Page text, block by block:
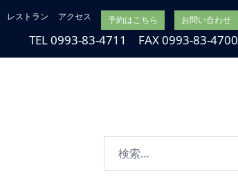
レストラン アクセス 予約はこちら お問い合わせ
TEL 0993-83-4711 FAX 0993-83-4700